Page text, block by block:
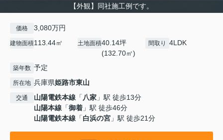
【外観】同社施工例です。
価格 3,080万円
建物面積113.44㎡ 土地面積40.14坪
(132.70㎡)
間取り 4LDK
築年数 予定
所在地 兵庫県姫路市東山
交通 山陽電鉄本線 「八家 」駅 徒歩13分
山陽本線 「御着 」駅 徒歩46分
山陽電鉄本線 「白浜の宮 」駅 徒歩21分